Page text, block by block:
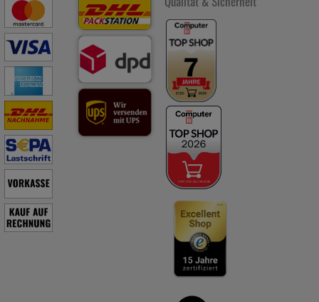
Statistik & Tracking:Hierüber lassen sich Informationen über
die Art und Weise der Nutzung unserer Website sammeln, mit
deren Hilfe wir unsere Website weiter für Sie optimieren
können, den Inhalt auf unserer Website aber auch die Werbung
auf Drittseiten möglichst relevant für Sie zu gestalten. Bitte
beachten Sie, dass Daten hierfür teilweise an Dritte wie z.B.
Google oder soziale Medien übertragen werden.